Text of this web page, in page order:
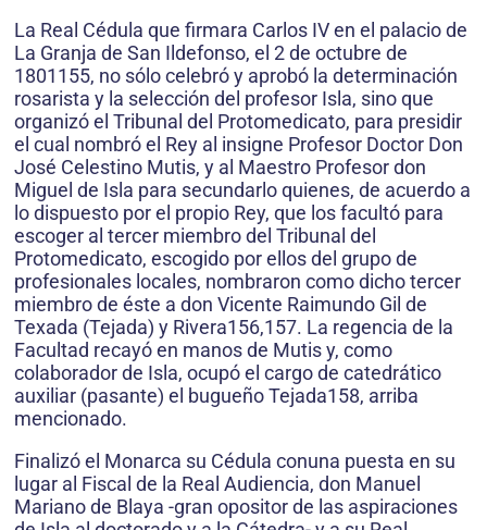
La Real Cédula que firmara Carlos IV en el palacio de
La Granja de San Ildefonso, el 2 de octubre de
1801155, no sólo celebró y aprobó la determinación
rosarista y la selección del profesor Isla, sino que
organizó el Tribunal del Protomedicato, para presidir
el cual nombró el Rey al insigne Profesor Doctor Don
José Celestino Mutis, y al Maestro Profesor don
Miguel de Isla para secundarlo quienes, de acuerdo a
lo dispuesto por el propio Rey, que los facultó para
escoger al tercer miembro del Tribunal del
Protomedicato, escogido por ellos del grupo de
profesionales locales, nombraron como dicho tercer
miembro de éste a don Vicente Raimundo Gil de
Texada (Tejada) y Rivera156,157. La regencia de la
Facultad recayó en manos de Mutis y, como
colaborador de Isla, ocupó el cargo de catedrático
auxiliar (pasante) el bugueño Tejada158, arriba
mencionado.
Finalizó el Monarca su Cédula conuna puesta en su
lugar al Fiscal de la Real Audiencia, don Manuel
Mariano de Blaya -gran opositor de las aspiraciones